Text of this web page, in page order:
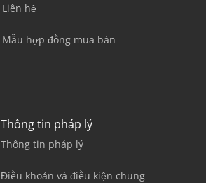
Liên hệ
Mẫu hợp đồng mua bán
Thông tin pháp lý
Thông tin pháp lý
Điều khoản và điều kiện chung